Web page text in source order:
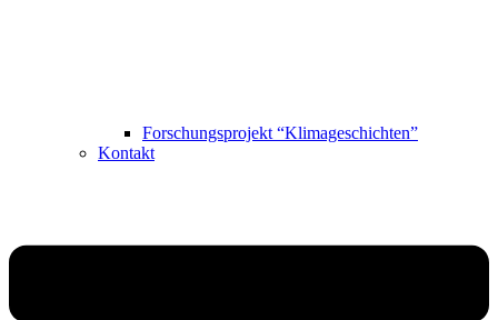
Forschungsprojekt “Klimageschichten”
Kontakt